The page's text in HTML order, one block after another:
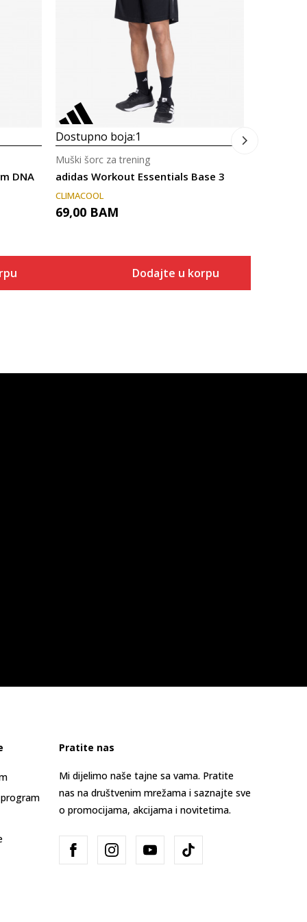
DNA
Dostupno boja:1
adidas Workout Essentials Base 3
Muški šorc za trening
CLIMACOOL
69,00 BAM
Dodajte u korpu
Pratite nas
Mi dijelimo naše tajne sa vama. Pratite
nas na društvenim mrežama i saznajte sve
o promocijama, akcijama i novitetima.